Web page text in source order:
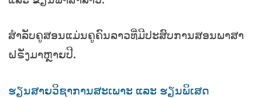
ສຳລັບຄູສອນແມ່ນຄູຄົນລາວທີ່ມີປະສົບການສອນພາສາ
ຝຣັ່ງມາຫຼາຍປີ.
ຮຽນສາຍວິຊາການສະເພາະ ແລະ ຮຽນພິເສດ